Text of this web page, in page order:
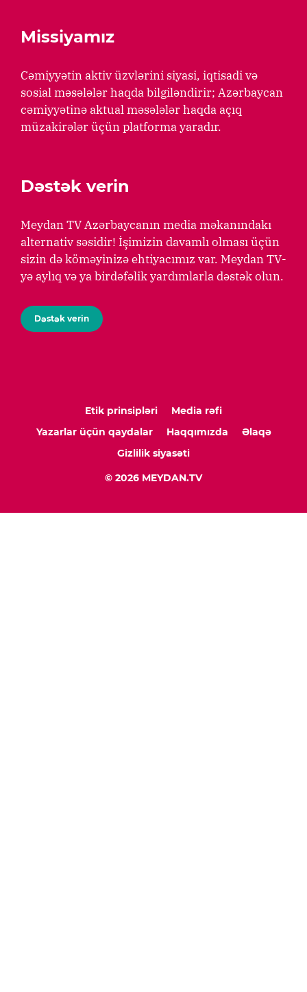
Missiyamız
Cəmiyyətin aktiv üzvlərini siyasi, iqtisadi və
sosial məsələlər haqda bilgiləndirir; Azərbaycan
cəmiyyətinə aktual məsələlər haqda açıq
müzakirələr üçün platforma yaradır.
Dəstək verin
Meydan TV Azərbaycanın media məkanındakı
alternativ səsidir! İşimizin davamlı olması üçün
sizin də köməyinizə ehtiyacımız var. Meydan TV-
yə aylıq və ya birdəfəlik yardımlarla dəstək olun.
Dəstək verin
Etik prinsipləri
Media rəfi
Yazarlar üçün qaydalar
Haqqımızda
Əlaqə
Gizlilik siyasəti
© 2026 MEYDAN.TV